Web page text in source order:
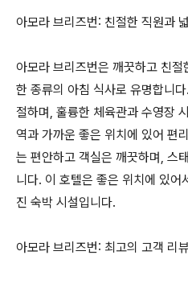
아모라 브리즈번: 친절한 직원과
아모라 브리즈번은 깨끗하고 친
한 종류의 아침 식사로 유명합니
절하며, 훌륭한 체육관과 수영장
역과 가까운 좋은 위치에 있어 편
는 편안하고 객실은 깨끗하며, 스
니다. 이 호텔은 좋은 위치에 있어
진 숙박 시설입니다.
아모라 브리즈번: 최고의 고객 리